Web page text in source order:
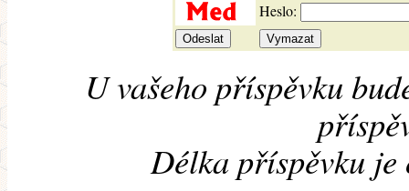
Heslo:
U vašeho příspěvku
Délka příspěvku je